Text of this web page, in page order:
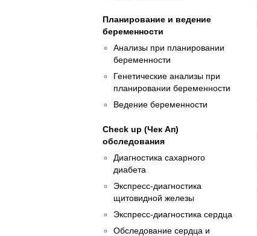
Планирование и ведение
беременности
Анализы при планировании
беременности
Генетические анализы при
планировании беременности
Ведение беременности
Check up (Чек Ап)
обследования
Диагностика сахарного
диабета
Экспресс-диагностика
щитовидной железы
Экспресс-диагностика сердца
Обследование сердца и